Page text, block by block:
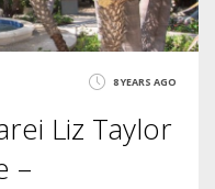
8 YEARS AGO
Liz Taylor
–